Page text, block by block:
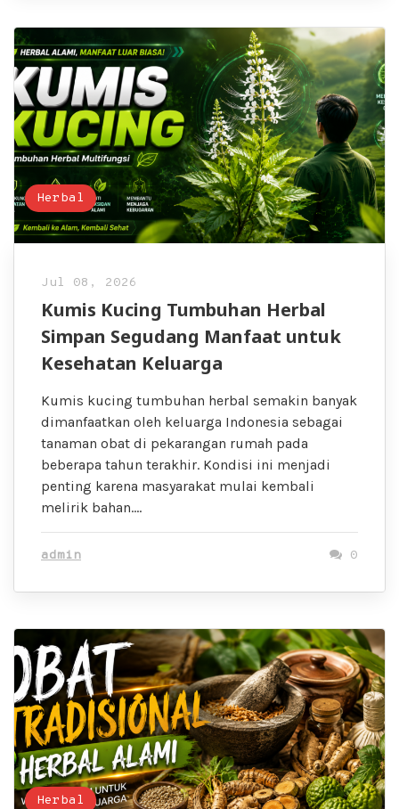
Herbal
Jul 08, 2026
Kumis Kucing Tumbuhan Herbal
Simpan Segudang Manfaat untuk
Kesehatan Keluarga
Kumis kucing tumbuhan herbal semakin banyak
dimanfaatkan oleh keluarga Indonesia sebagai
tanaman obat di pekarangan rumah pada
beberapa tahun terakhir. Kondisi ini menjadi
penting karena masyarakat mulai kembali
melirik bahan….
admin 0
Herbal